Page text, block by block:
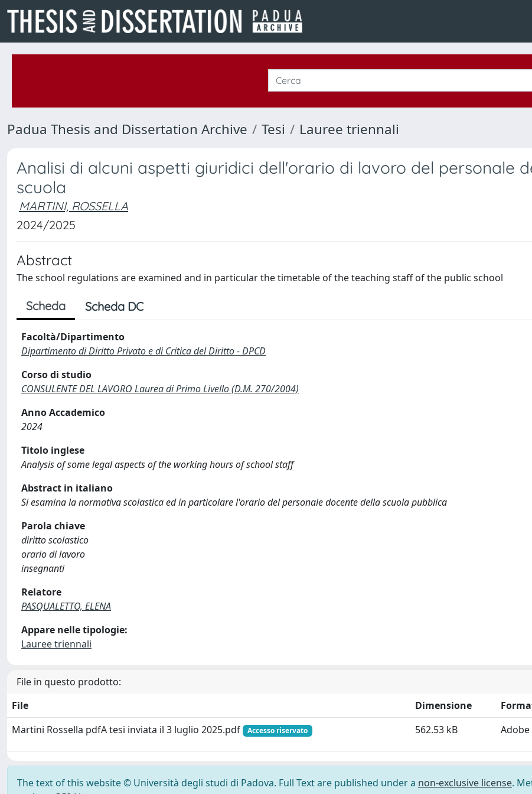
Padua Thesis and Dissertation Archive Tesi Lauree triennali
Analisi di alcuni aspetti giuridici dell'orario di lavoro del personale
scuola
MARTINI, ROSSELLA
2024/2025
Abstract
The school regulations are examined and in particular the timetable of the teaching staff of the public school
Scheda Scheda DC
Facoltà/Dipartimento
Dipartimento di Diritto Privato e di Critica del Diritto - DPCD
Corso di studio
CONSULENTE DEL LAVORO Laurea di Primo Livello (D.M. 270/2004)
Anno Accademico
2024
Titolo inglese
Analysis of some legal aspects of the working hours of school staff
Abstract in italiano
Si esamina la normativa scolastica ed in particolare l'orario del personale docente della scuola pubblica
Parola chiave
diritto scolastico
orario di lavoro
insegnanti
Relatore
PASQUALETTO, ELENA
Appare nelle tipologie:
Lauree triennali
File in questo prodotto:
File
Dimensione
Martini Rossella pdfA tesi inviata il 3 luglio 2025.pdf
Accesso riservato 562.53 kB Adobe
The text of this website © Università degli studi di Padova. Full Text are published under a non-exclusive license.